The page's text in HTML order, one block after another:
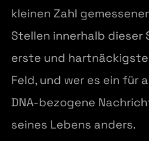
kleinen Zahl
Stellen innerhalb dieser
erste und
Feld, und wer es ein für
DNA-bezogene
seines Lebens anders.